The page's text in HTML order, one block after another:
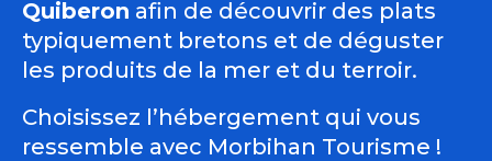
Quiberon afin de découvrir des plats
typiquement bretons et de déguster
les produits de la mer et du terroir.
Choisissez l’hébergement qui vous
ressemble avec Morbihan Tourisme !